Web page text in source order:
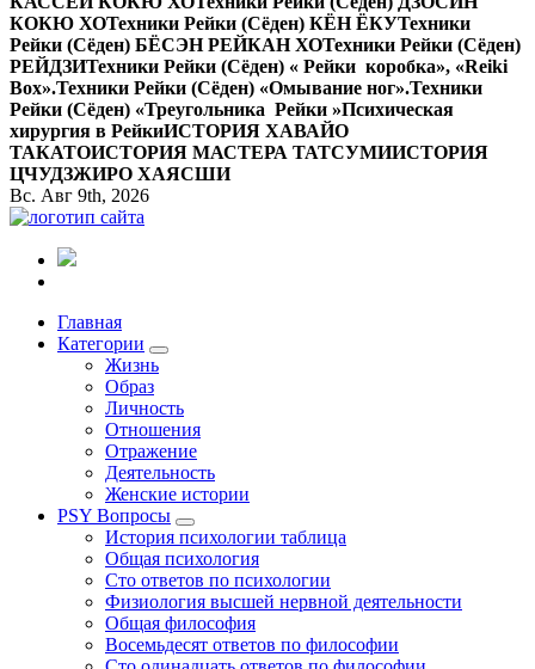
КОКЮ ХОТехники Рейки (Сёден) КЁН ЁКУТехники
Рейки (Сёден) БЁСЭН РЕЙКАН ХОТехники Рейки (Сёден)
РЕЙДЗИТехники Рейки (Сёден) « Рейки коробка», «Reiki
Вox».Техники Рейки (Сёден) «Омывание ног».Техники
Рейки (Сёден) «Треугольника Рейки »Психическая
хирургия в РейкиИСТОРИЯ ХАВАЙО
ТАКАТОИСТОРИЯ МАСТЕРА ТАТСУМИИСТОРИЯ
ЦЧУДЗЖИРО ХАЯСШИ
Вс. Авг 9th, 2026
Все самое интересное, вдохновляющее и тайное внутри.
Главная
Категории
Жизнь
Образ
Личность
Отношения
Отражение
Деятельность
Женские истории
PSY Вопросы
История психологии таблица
Общая психология
Сто ответов по психологии
Физиология высшей нервной деятельности
Общая философия
Восемьдесят ответов по философии